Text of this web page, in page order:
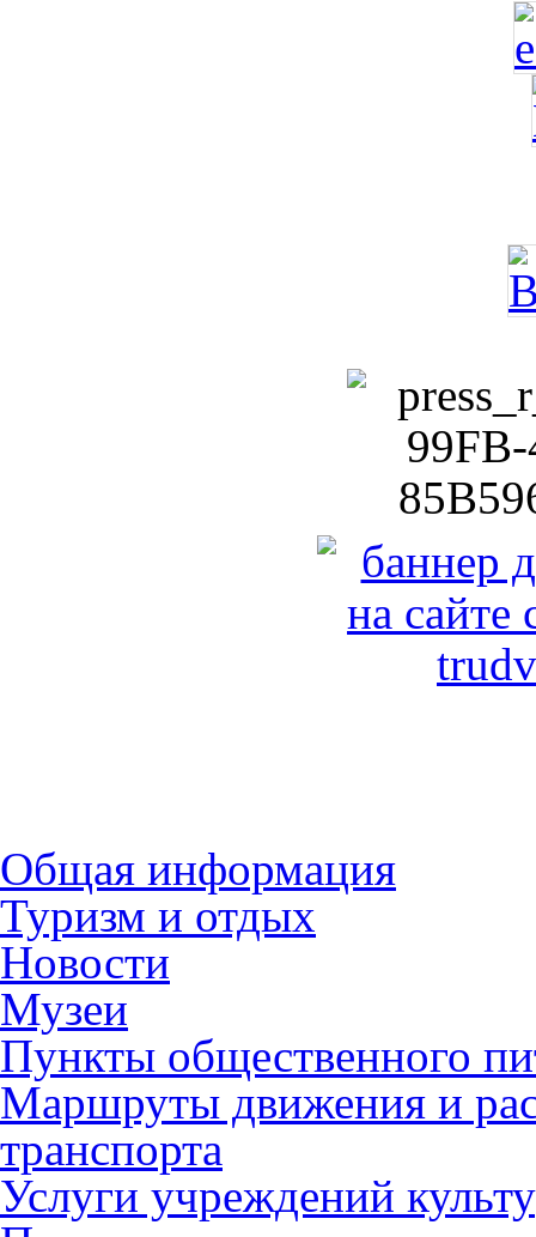
Общая информация
Туризм и отдых
Новости
Музеи
Пункты общественного
Маршруты движения и
транспорта
Услуги учреждений